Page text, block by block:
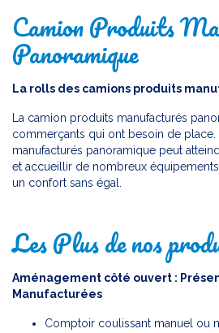
Camion Produits
Panoramique
La rolls des camions produits
La camion produits manufacturés
commerçants qui ont besoin de
manufacturés panoramique peut
et accueillir de nombreux
un confort sans égal.
Les Plus de nos
Aménagement côté ouvert :
Manufacturées
Comptoir coulissant manuel ou